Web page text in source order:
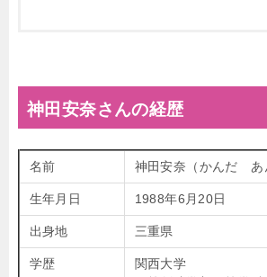
神田安奈さんの経歴
名前 神田安奈（かんだ あ
生年月日 1988年6月20日
出身地 三重県
学歴
関西大学